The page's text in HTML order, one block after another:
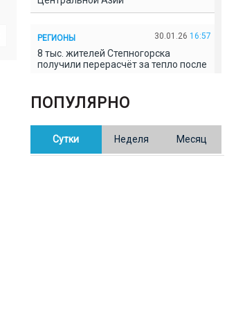
РЕГИОНЫ 30.01.26 16:57
8 тыс. жителей Степногорска
получили перерасчёт за тепло после
В Казахстане готовят новую
редакцию Конституции: меняется
ПОПУЛЯРНО
Сутки Неделя Месяц